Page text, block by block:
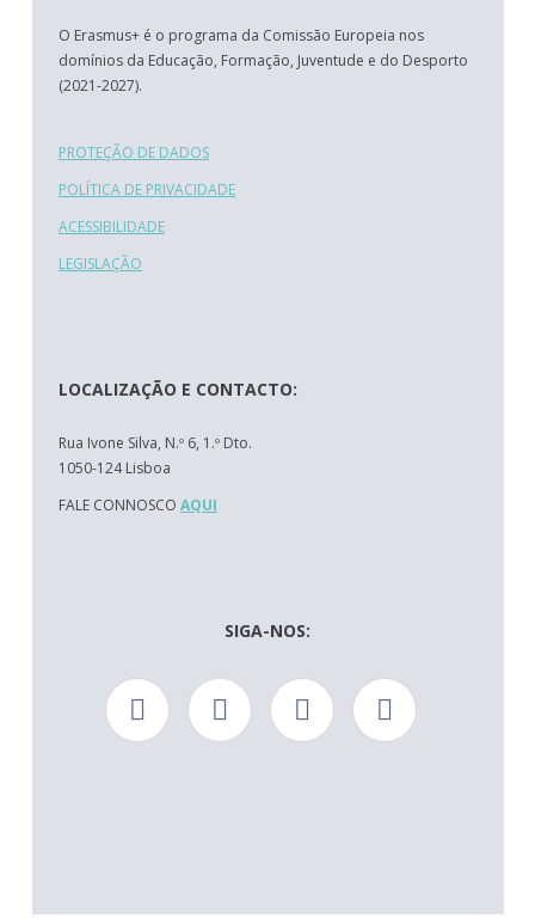
O Erasmus+ é o programa da Comissão Europeia nos
domínios da Educação, Formação, Juventude e do Desporto
(2021-2027).
PROTEÇÃO DE DADOS
POLÍTICA DE PRIVACIDADE
ACESSIBILIDADE
LEGISLAÇÃO
LOCALIZAÇÃO E CONTACTO:
Rua Ivone Silva, N.º 6, 1.º Dto.
1050-124 Lisboa
FALE CONNOSCO AQUI
SIGA-NOS: